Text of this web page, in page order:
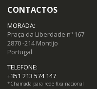
Notas (19)
CONTACTOS
MORADA:
Praça da Liberdade nº 167
2870 -214 Montijo
Portugal
TELEFONE:
+351 213 574 147
*Chamada para rede fixa nacional